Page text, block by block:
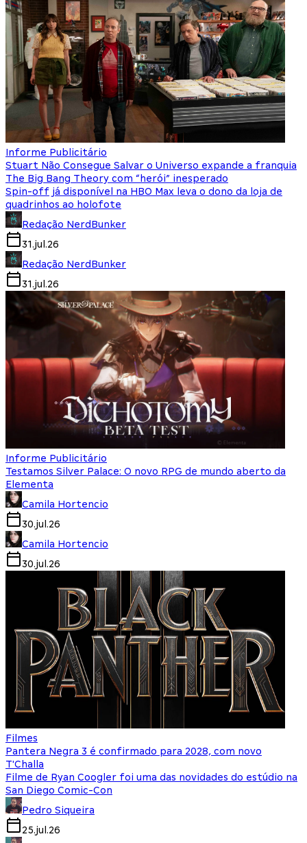
Informe Publicitário
Stuart Não Consegue Salvar o Universo expande a franquia
The Big Bang Theory com “herói” inesperado
Spin-off já disponível na HBO Max leva o dono da loja de
quadrinhos ao holofote
Redação NerdBunker
31.jul.26
Redação NerdBunker
31.jul.26
Informe Publicitário
Testamos Silver Palace: O novo RPG de mundo aberto da
Elementa
Camila Hortencio
30.jul.26
Camila Hortencio
30.jul.26
Filmes
Pantera Negra 3 é confirmado para 2028, com novo
T'Challa
Filme de Ryan Coogler foi uma das novidades do estúdio na
San Diego Comic-Con
Pedro Siqueira
25.jul.26